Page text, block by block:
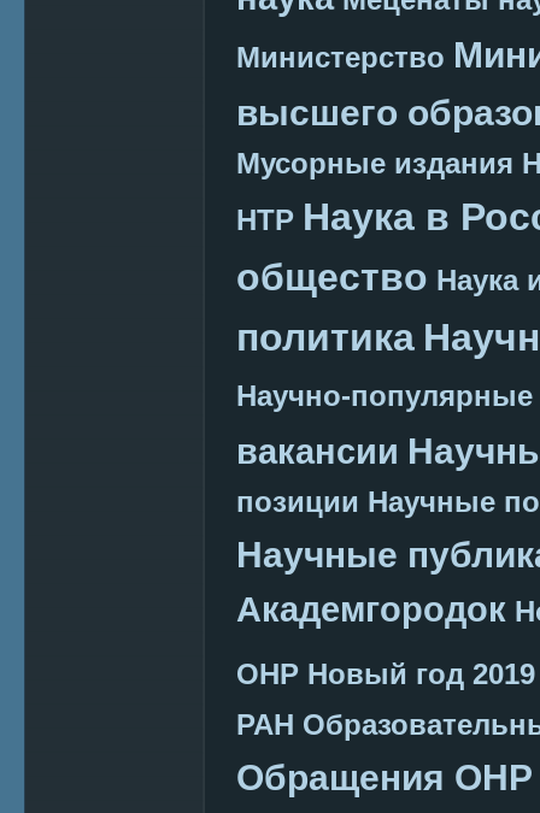
Министерство
высшего
Мусорные издания
НТР Наука в
общество Наука
политика
Научно-
вакансии
позиции Научные
Научные
Академгородок
ОНР Новый год 2019
РАН
Обращения ОНР